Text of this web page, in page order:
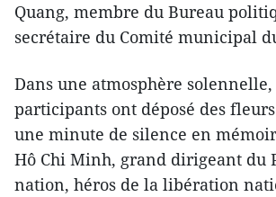
Quang, membre du Bureau
secrétaire du Comité municipal
Dans une atmosphère solennelle,
participants ont déposé des
une minute de silence en
Hô Chi Minh, grand dirigeant du
nation, héros de la libération